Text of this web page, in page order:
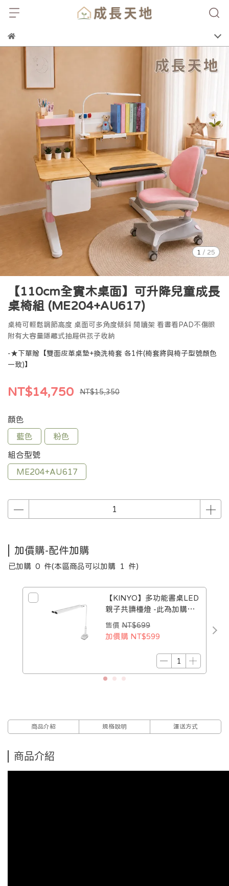
1 / 25
【110cm全實木桌面】可升降兒童成長
桌椅組 (ME204+AU617)
桌椅可輕鬆調節高度 桌面可多角度傾斜 閱讀架 看書看PAD不傷眼
附有大容量隱藏式抽屜供孩子收納
-★下單贈【雙面皮革桌墊+換洗椅套 各1件(椅套將與椅子型號顏色
一致)】
NT$14,750 NT$15,350
顏色
藍色
粉色
組合型號
ME204+AU617
加價購-配件加購
已加購 0 件(本區商品可以加購 1 件)
【KINYO】多功能書桌LED
親子共讀檯燈 -此為加購商
品
售價 NT$699
加價購 NT$599
商品介紹 規格說明 運送方式
商品介紹